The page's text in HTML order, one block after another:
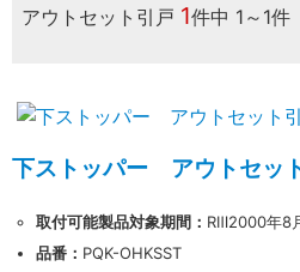
アウトセット引戸 1件中 1～1件
下ストッパー アウトセッ
取付可能製品対象期間： RⅢ2000年8
品番： PQK-OHKSST